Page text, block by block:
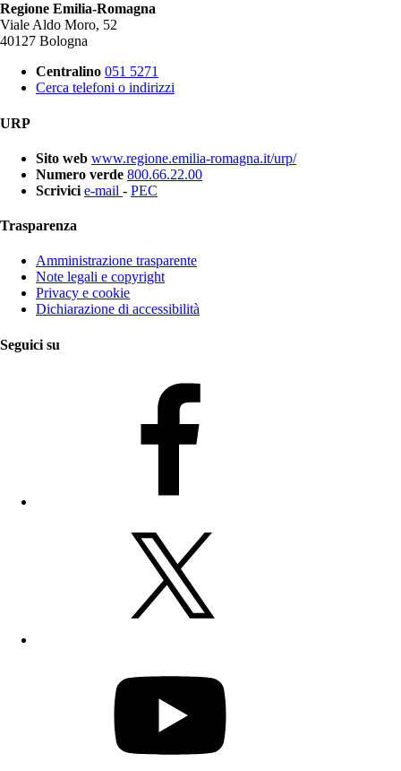
Regione Emilia-Romagna
Viale Aldo Moro, 52
40127 Bologna
Centralino 051 5271
Cerca telefoni o indirizzi
URP
Sito web www.regione.emilia-romagna.it/urp/
Numero verde 800.66.22.00
Scrivici e-mail - PEC
Trasparenza
Amministrazione trasparente
Note legali e copyright
Privacy e cookie
Dichiarazione di accessibilità
Seguici su